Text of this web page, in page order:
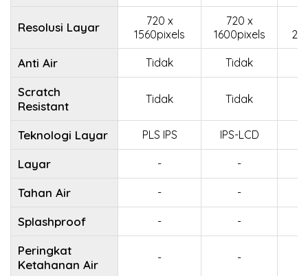
Resolusi Layar
720 x
1560pixels
720 x
1600pixels
Anti Air Tidak Tidak
Scratch
Resistant
Tidak Tidak
Teknologi Layar PLS IPS IPS-LCD
Layar - -
Tahan Air - -
Splashproof - -
Peringkat
Ketahanan Air
- -